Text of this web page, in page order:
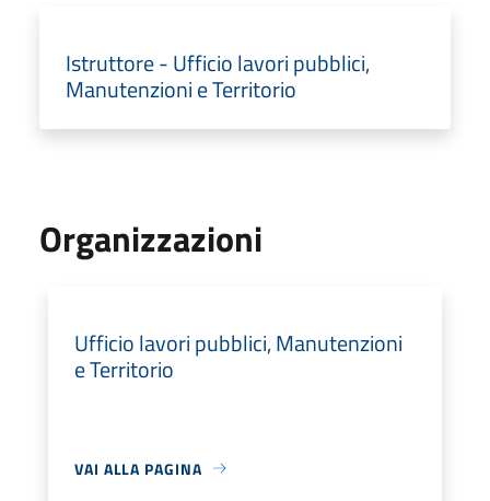
Istruttore - Ufficio lavori pubblici,
Manutenzioni e Territorio
Organizzazioni
Ufficio lavori pubblici, Manutenzioni
e Territorio
VAI ALLA PAGINA